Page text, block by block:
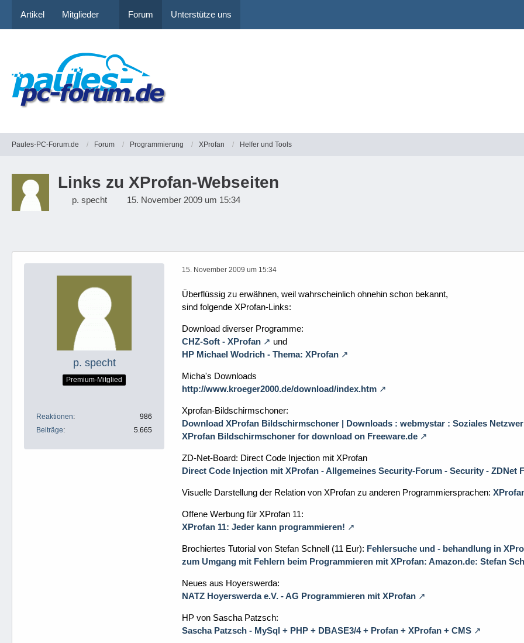
Artikel Mitglieder Forum Unterstütze uns
Paules-PC-Forum.de Forum Programmierung XProfan Helfer und Tools
Links zu XProfan-Webseiten
p. specht 15. November 2009 um 15:34
p. specht
Premium-Mitglied
Reaktionen
986
Beiträge
5.665
15. November 2009 um 15:34
Überflüssig zu erwähnen, weil wahrscheinlich ohnehin schon bekannt,
sind folgende XProfan-Links:
Download diverser Programme:
CHZ-Soft - XProfan
und
HP Michael Wodrich - Thema: XProfan
Micha's Downloads
http://www.kroeger2000.de/download/index.htm
Xprofan-Bildschirmschoner:
Download XProfan Bildschirmschoner | Downloads : webmystar : Soziales
XProfan Bildschirmschoner for download on Freeware.de
ZD-Net-Board: Direct Code Injection mit XProfan
Direct Code Injection mit XProfan - Allgemeines Security-Forum - Security - ZDNet
Visuelle Darstellung der Relation von XProfan zu anderen Programmiersprachen:
Offene Werbung für XProfan 11:
XProfan 11: Jeder kann programmieren!
Brochiertes Tutorial von Stefan Schnell (11 Eur): Fehlersuche und - behandlung in
zum Umgang mit Fehlern beim Programmieren mit XProfan: Amazon.de: Stefan
Neues aus Hoyerswerda:
NATZ Hoyerswerda e.V. - AG Programmieren mit XProfan
HP von Sascha Patzsch:
Sascha Patzsch - MySql + PHP + DBASE3/4 + Profan + XProfan + CMS